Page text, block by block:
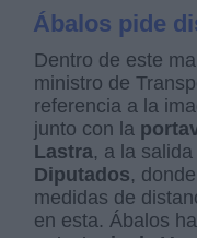
Ábalos pide
Dentro de este
ministro de
referencia a la
junto con la
Lastra, a la salida
Diputados,
medidas de
en esta. Ábalos